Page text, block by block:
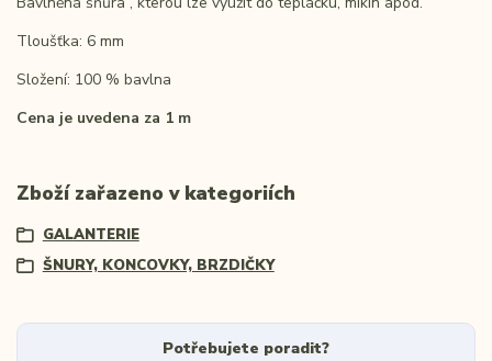
Tloušťka: 6 mm
Složení: 100 % bavlna
Cena je uvedena za 1 m
Zboží zařazeno v kategoriích
GALANTERIE
ŠNURY, KONCOVKY, BRZDIČKY
Potřebujete poradit?